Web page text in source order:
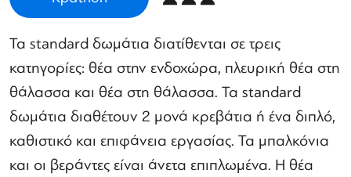
Τα standard δωμάτια διατίθενται σε τρεις
κατηγορίες: θέα στην ενδοχώρα, πλευρική θέα στη
θάλασσα και θέα στη θάλασσα. Τα standard
δωμάτια διαθέτουν 2 μονά κρεβάτια ή ένα διπλό,
καθιστικό και επιφάνεια εργασίας. Τα μπαλκόνια
και οι βεράντες είναι άνετα επιπλωμένα. Η θέα